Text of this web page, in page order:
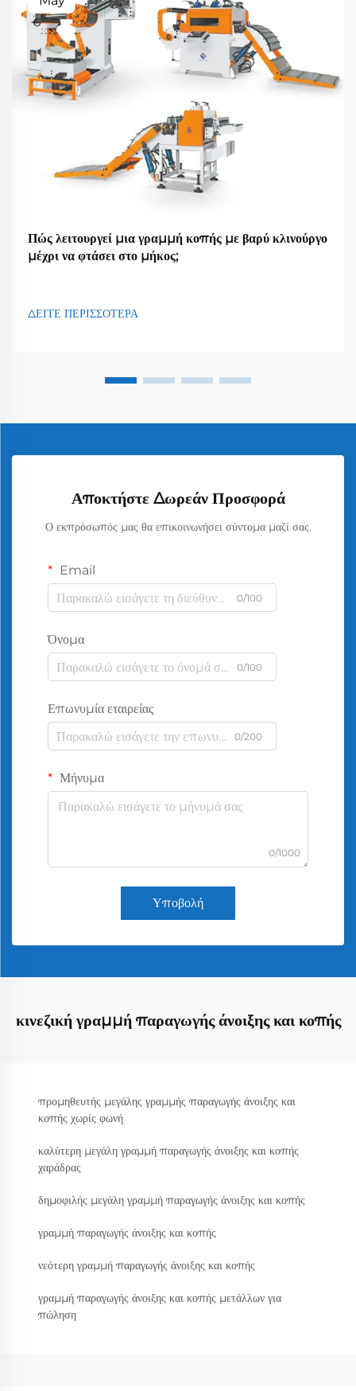
Πώς λειτουργεί μια γραμμή κοπής με βαρύ κλινούργο
μέχρι να φτάσει στο μήκος;
ΔΕΙΤΕ ΠΕΡΙΣΣΟΤΕΡΑ
Αποκτήστε Δωρεάν Προσφορά
Ο εκπρόσωπός μας θα επικοινωνήσει σύντομα μαζί σας.
Email
0/100
Όνομα
0/100
Επωνυμία εταιρείας
0/200
Μήνυμα
0/1000
Υποβολή
κινεζική γραμμή παραγωγής άνοιξης και κοπής
προμηθευτής μεγάλης γραμμής παραγωγής άνοιξης και
κοπής χωρίς φωνή
καλύτερη μεγάλη γραμμή παραγωγής άνοιξης και κοπής
χαράδρας
δημοφιλής μεγάλη γραμμή παραγωγής άνοιξης και κοπής
γραμμή παραγωγής άνοιξης και κοπής
νεότερη γραμμή παραγωγής άνοιξης και κοπής
γραμμή παραγωγής άνοιξης και κοπής μετάλλων για
πώληση